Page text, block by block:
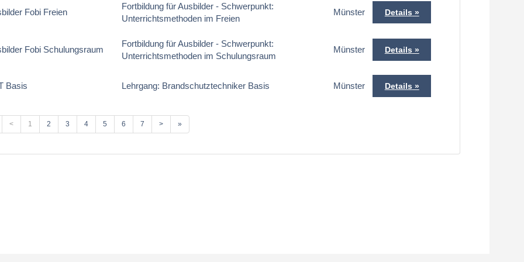
Fobi Freien
Fortbildung für Ausbilder - Schwerpunkt:
Unterrichtsmethoden im Freien
Münster Details
Fobi Schulungsraum
Fortbildung für Ausbilder - Schwerpunkt:
Unterrichtsmethoden im Schulungsraum
Münster Details
Basis Lehrgang: Brandschutztechniker Basis Münster Details
< 1 2 3 4 5 6 7 > »